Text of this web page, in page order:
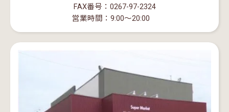
FAX番号：0267-97-2324
営業時間：9:00～20:00